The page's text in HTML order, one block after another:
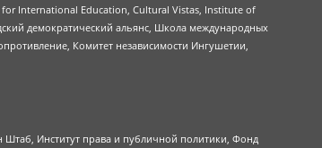
International Education, Cultural Vistas, Institute of
демократический альянс, Школа международных
Комитет независимости Ингушетии,
Институт права и публичной политики, Фонд